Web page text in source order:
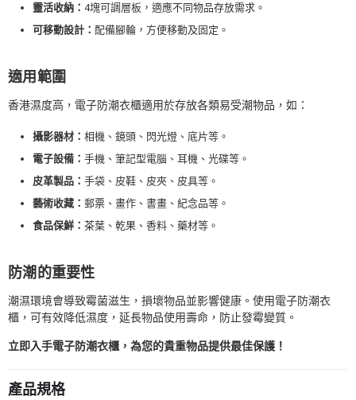
靈活收納：4塊可調層板，適應不同物品存放需求。
可移動設計：配備腳輪，方便移動及固定。
適用範圍
香港濕度高，電子防潮衣櫃適用於存放各類易受潮物品，如：
攝影器材：相機、鏡頭、閃光燈、底片等。
電子設備：手機、筆記型電腦、耳機、光碟等。
皮革製品：手袋、皮鞋、皮夾、皮具等。
藝術收藏：郵票、畫作、書畫、紀念品等。
食品保鮮：茶葉、乾果、香料、藥材等。
防潮的重要性
潮濕環境會導致霉菌滋生，損壞物品並影響健康。使用電子防潮衣
櫃，可有效降低濕度，延長物品使用壽命，防止發霉變質。
立即入手電子防潮衣櫃，為您的貴重物品提供最佳保護！
產品規格